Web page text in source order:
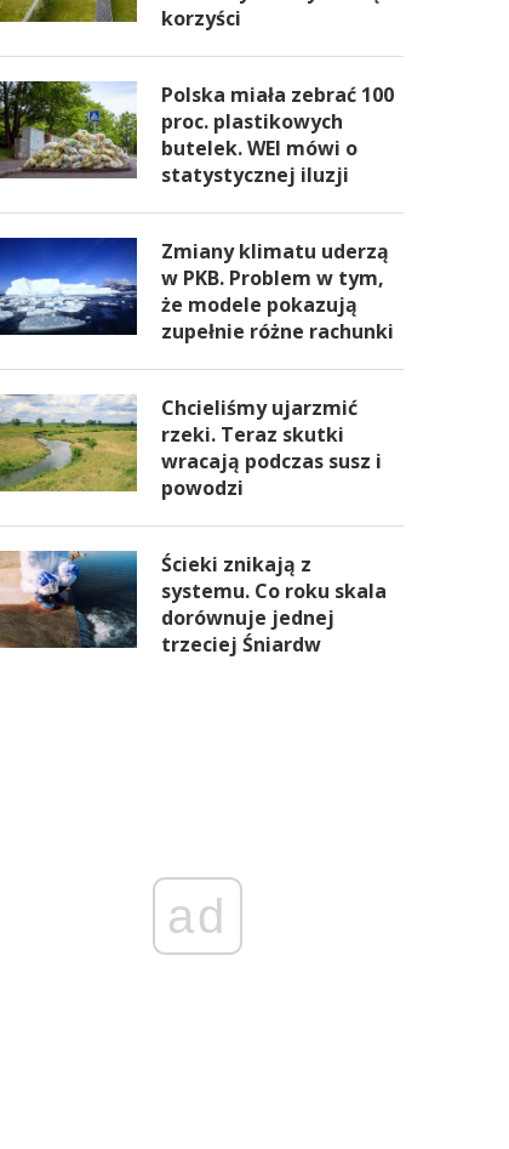
korzyści
Polska miała zebrać 100
proc. plastikowych
butelek. WEI mówi o
statystycznej iluzji
Zmiany klimatu uderzą
w PKB. Problem w tym,
że modele pokazują
zupełnie różne rachunki
Chcieliśmy ujarzmić
rzeki. Teraz skutki
wracają podczas susz i
powodzi
Ścieki znikają z
systemu. Co roku skala
dorównuje jednej
trzeciej Śniardw
ad